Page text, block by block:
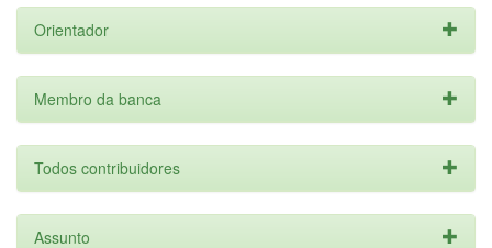
Orientador
Membro da banca
Todos contribuidores
Assunto